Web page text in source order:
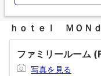
ｈｏｔｅｌ ＭＯＮ
ファミリールーム
写真を見る